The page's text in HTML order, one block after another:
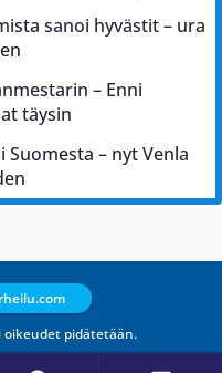
sanoi hyvästit – ura
– Enni
täysin
– nyt Venla
oikeudet pidätetään.